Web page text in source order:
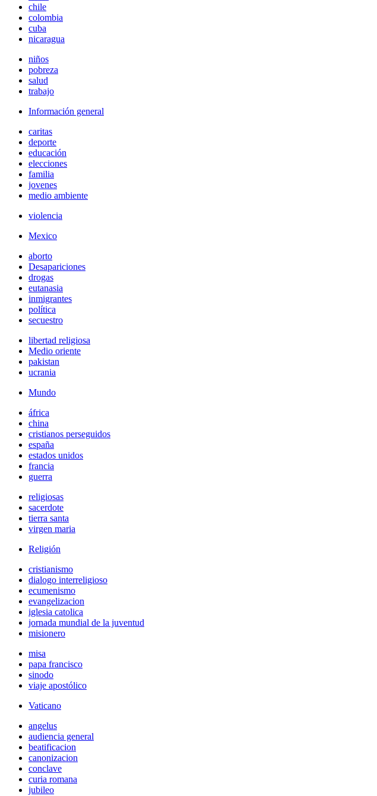
chile
colombia
cuba
nicaragua
niños
pobreza
salud
trabajo
Información general
caritas
deporte
educación
elecciones
familia
jovenes
medio ambiente
violencia
Mexico
aborto
Desapariciones
drogas
eutanasia
inmigrantes
política
secuestro
libertad religiosa
Medio oriente
pakistan
ucrania
Mundo
áfrica
china
cristianos perseguidos
españa
estados unidos
francia
guerra
religiosas
sacerdote
tierra santa
virgen maria
Religión
cristianismo
dialogo interreligioso
ecumenismo
evangelizacion
iglesia catolica
jornada mundial de la juventud
misionero
misa
papa francisco
sinodo
viaje apostólico
Vaticano
angelus
audiencia general
beatificacion
canonizacion
conclave
curia romana
jubileo